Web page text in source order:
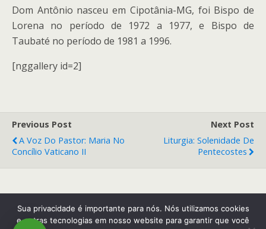
Dom Antônio nasceu em Cipotânia-MG, foi Bispo de
Lorena no período de 1972 a 1977, e Bispo de
Taubaté no período de 1981 a 1996.
[nggallery id=2]
Previous Post
A Voz Do Pastor: Maria No
Concílio Vaticano II
Next Post
Liturgia: Solenidade De
Pentecostes
Back to top
Sua privacidade é importante para nós. Nós utilizamos cookies
e outras tecnologias em nosso website para garantir que você